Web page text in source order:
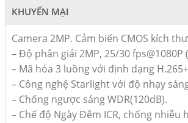
KHUYẾN MẠI
Camera 2MP. Cảm biến CMOS kích
– Độ phân giải 2MP, 25/30 fps@1080P
– Mã hóa 3 luồng với định dạng
– Công nghệ Starlight với độ nhạy
– Chống ngược sáng WDR(120dB).
– Chế độ Ngày Đêm ICR, chống nhiễu